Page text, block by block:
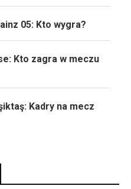
05: Kto wygra?
Kto zagra w meczu
Kadry na mecz